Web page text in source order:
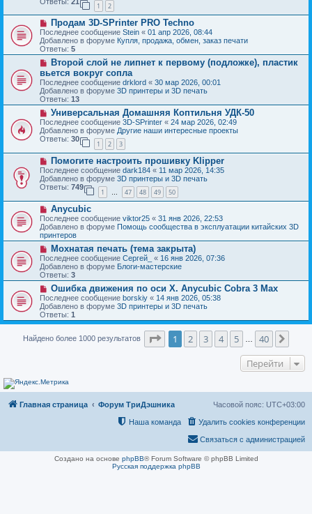
и
е
с
о
о
б
щ
е
н
е
1 2
Н
о
в
о
е
о
о
б
щ
е
н
и
е
Продам 3D-SPrinter PRO Techno
Последнее сообщение Stein « 01 апр 2026, 08:44
Добавлено в форуме Купля, продажа, обмен, заказ печати
Ответы: 5
Н
в
о
е
с
о
о
б
щ
н
е
Второй слой не липнет к первому (подложке), пластик
вьется вокруг сопла
Последнее сообщение drklord « 30 мар 2026, 00:01
Добавлено в форуме 3D принтеры и 3D печать
Ответы: 13
Н
о
в
о
с
о
б
щ
н
и
е
Универсальная Домашняя Коптильня УДК-50
Последнее сообщение 3D-SPrinter « 24 мар 2026, 02:49
Добавлено в форуме Другие наши интересные проекты
Ответы: 30
1 2 3
Н
о
в
о
е
с
о
о
б
щ
е
н
и
е
Помогите настроить прошивку Klipper
Последнее сообщение dark184 « 11 мар 2026, 14:35
Добавлено в форуме 3D принтеры и 3D печать
Ответы: 749
1 … 47 48 49 50
Н
о
в
о
е
о
о
б
щ
е
н
и
е
Anycubic
Последнее сообщение viktor25 « 31 янв 2026, 22:53
Добавлено в форуме Помощь сообщества в эксплуатации китайских 3D
принтеров
Н
о
в
о
е
с
о
о
б
щ
н
Мохнатая печать (тема закрыта)
Последнее сообщение Сергей_ « 16 янв 2026, 07:36
Добавлено в форуме Блоги-мастерские
Ответы: 3
Н
о
в
о
е
о
и
Ошибка движения по оси Х. Anycubic Cobra 3 Max
Последнее сообщение borskiy « 14 янв 2026, 05:38
Добавлено в форуме 3D принтеры и 3D печать
Ответы: 1
Найдено более 1000 результатов Страница1 из
1 2 3 4 5 40
Перейти
Главная страница Форум ТриДэшника Часовой пояс: UTC+03:00
Удалить cookies конференции
Наша команда
Связаться с администрацией
Создано на основе phpBB® Forum Software © phpBB Limited
Русская поддержка phpBB